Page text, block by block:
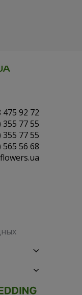
475 92 72
355 77 55
355 77 55
565 56 68